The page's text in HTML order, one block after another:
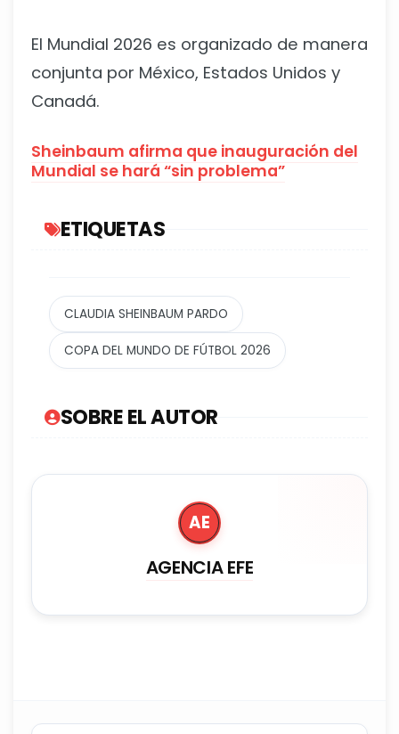
El Mundial 2026 es organizado de manera
conjunta por México, Estados Unidos y
Canadá.
Sheinbaum afirma que inauguración del
Mundial se hará “sin problema”
ETIQUETAS
CLAUDIA SHEINBAUM PARDO
COPA DEL MUNDO DE FÚTBOL 2026
SOBRE EL AUTOR
AE
AGENCIA EFE